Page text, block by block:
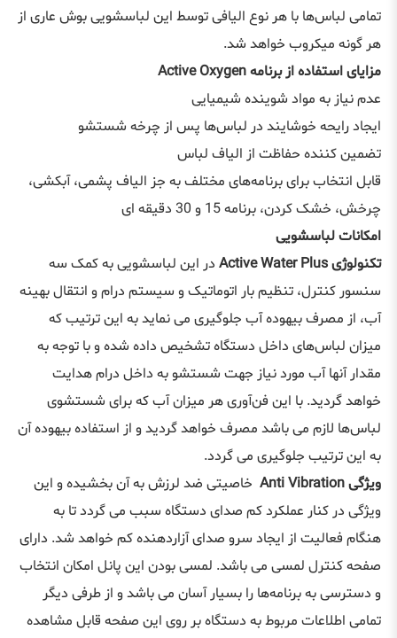
تمامی لباس‌ها با هر نوع الیافی توسط این لباسشویی بوش عاری از
هر گونه میکروب خواهد شد.
مزایای استفاده از برنامه Active Oxygen
عدم نیاز به مواد شوینده شیمیایی
ایجاد رایحه خوشایند در لباس‌ها پس از چرخه شستشو
تضمین کننده حفاظت از الیاف لباس
قابل انتخاب برای برنامه‌های مختلف به جز الیاف پشمی، آبکشی،
چرخش، خشک کردن، برنامه 15 و 30 دقیقه‌ ای
امکانات لباسشویی
تکنولوژی Active Water Plus
در این لباسشویی به کمک سه
سنسور کنترل، تنظیم بار اتوماتیک و سیستم درام و انتقال بهینه
آب، از مصرف بیهوده آب جلوگیری می نماید به این ترتیب که
میزان لباس‌های داخل دستگاه تشخیص داده شده و با توجه به
مقدار آنها آب مورد نیاز جهت شستشو به داخل درام هدایت
خواهد گردید. با این فن‌آوری هر میزان آب که برای شستشوی
لباس‌ها لازم می باشد مصرف خواهد گردید و از استفاده بیهوده آن
به این ترتیب جلوگیری می گردد.
ویژگی Anti Vibration
خاصیتی ضد لرزش به آن بخشیده و این
ویژگی در کنار عملکرد کم صدای دستگاه سبب می گردد تا به
هنگام فعالیت از ایجاد سرو صدای آزاردهنده کم خواهد شد. دارای
صفحه کنترل لمسی می باشد. لمسی بودن این پانل امکان انتخاب
و دسترسی به برنامه‌ها را بسیار آسان می باشد و از طرفی دیگر
تمامی اطلاعات مربوط به دستگاه بر روی این صفحه قابل مشاهده